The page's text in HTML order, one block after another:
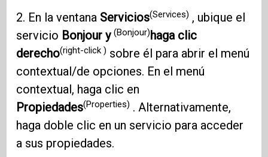
2. En la ventana Servicios(Services) , ubique el
servicio Bonjour y(Bonjour)haga clic
derecho(right-click ) sobre él para abrir el menú
contextual/de opciones. En el menú
contextual, haga clic en
Propiedades(Properties) . Alternativamente,
haga doble clic en un servicio para acceder
a sus propiedades.